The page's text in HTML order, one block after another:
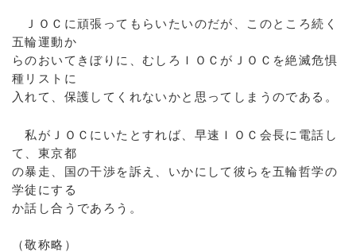
ＪＯＣに頑張ってもらいたいのだが、このところ続く
五輪運動か
らのおいてきぼりに、むしろＩＯＣがＪＯＣを絶滅危惧
種リストに
入れて、保護してくれないかと思ってしまうのである。
私がＪＯＣにいたとすれば、早速ＩＯＣ会長に電話し
て、東京都
の暴走、国の干渉を訴え、いかにして彼らを五輪哲学の
学徒にする
か話し合うであろう。
（敬称略）